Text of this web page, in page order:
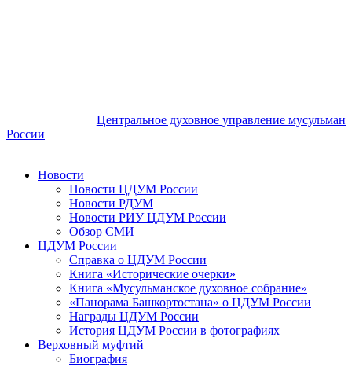
Центральное духовное управление мусульман
России
Новости
Новости ЦДУМ России
Новости РДУМ
Новости РИУ ЦДУМ России
Обзор СМИ
ЦДУМ России
Справка о ЦДУМ России
Книга «Исторические очерки»
Книга «Мусульманское духовное собрание»
«Панорама Башкортостана» о ЦДУМ России
Награды ЦДУМ России
История ЦДУМ России в фотографиях
Верховный муфтий
Биография